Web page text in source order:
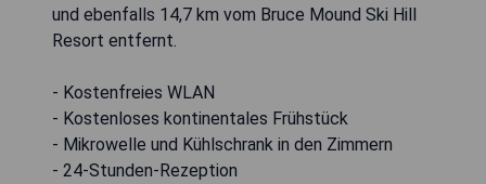
und ebenfalls 14,7 km vom Bruce Mound Ski Hill
Resort entfernt.
- Kostenfreies WLAN
- Kostenloses kontinentales Frühstück
- Mikrowelle und Kühlschrank in den Zimmern
- 24-Stunden-Rezeption